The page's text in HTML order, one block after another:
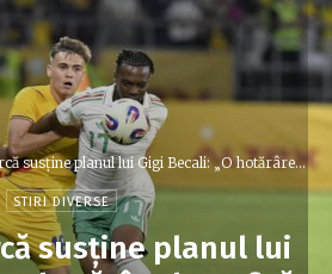
susține planul lui Gigi Becali: „O hotărâre...
STIRI DIVERSE
susține planul lui